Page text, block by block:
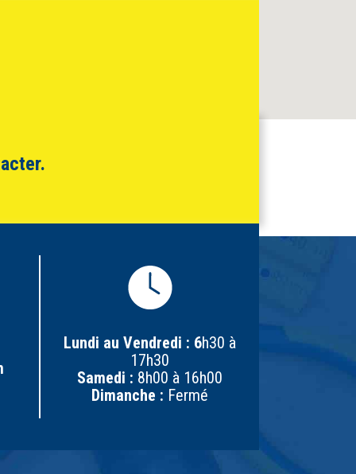
Lundi au Vendredi : 6h30 à
17h30
Samedi : 8h00 à 16h00
Dimanche : Fermé